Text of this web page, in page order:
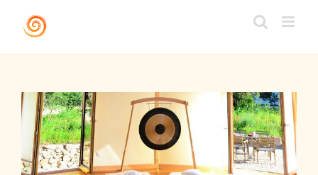
Inhalt